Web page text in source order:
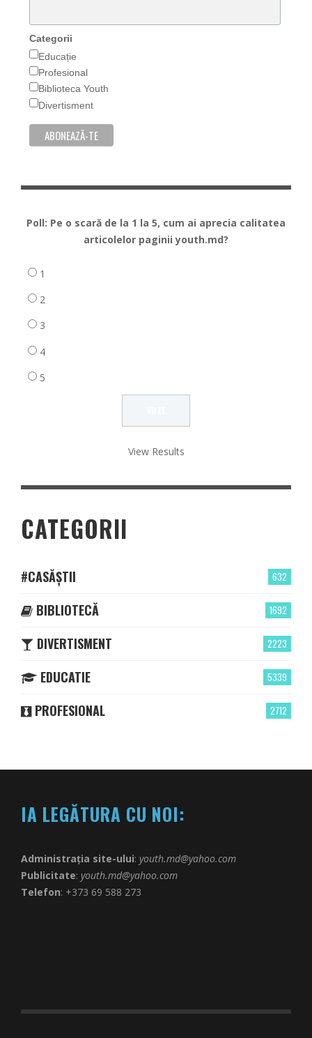
Categorii
Educație
Profesional
Biblioteca Youth
Divertisment
Poll: Pe o scară de la 1 la 5, cum ai aprecia calitatea
articolelor paginii youth.md?
1
2
3
4
5
View Results
CATEGORII
632
#CASĂȘTII
1692
BIBLIOTECĂ
2223
DIVERTISMENT
5339
EDUCATIE
2712
PROFESIONAL
IA LEGĂTURA CU NOI:
Administrația site-ului: youth.md@yahoo.com
Publicitate: youth.md@yahoo.com
Telefon: +373 69 588 273